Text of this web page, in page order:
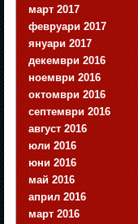
март 2017
февруари 2017
януари 2017
декември 2016
ноември 2016
октомври 2016
септември 2016
август 2016
юли 2016
юни 2016
май 2016
април 2016
март 2016